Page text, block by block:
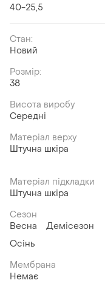
40-25,5
Стан:
Новий
Розмір:
38
Висота виробу
Середні
Матеріал верху
Штучна шкіра
Матеріал підкладки
Штучна шкіра
Сезон
Весна
Демісезон
Осінь
Мембрана
Немає